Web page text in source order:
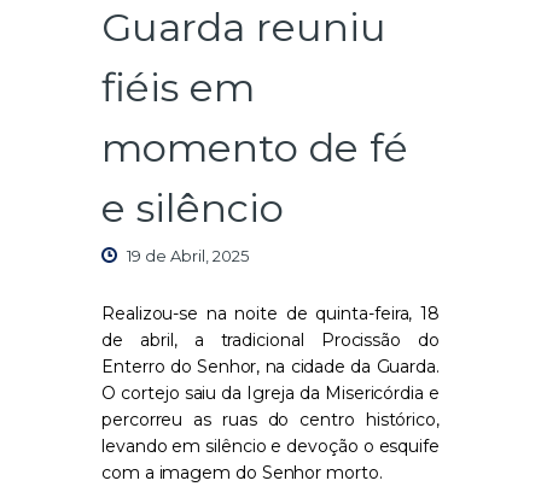
Guarda reuniu
fiéis em
momento de fé
e silêncio
19 de Abril, 2025
Realizou-se na noite de quinta-feira, 18
de abril, a tradicional Procissão do
Enterro do Senhor, na cidade da Guarda.
O cortejo saiu da Igreja da Misericórdia e
percorreu as ruas do centro histórico,
levando em silêncio e devoção o esquife
com a imagem do Senhor morto.